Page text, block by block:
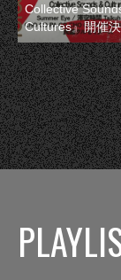
Collective
Cultures』開催